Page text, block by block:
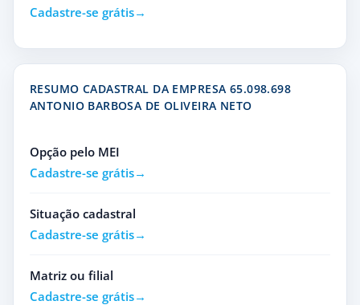
Cadastre-se grátis
RESUMO CADASTRAL DA EMPRESA 65.098.698
ANTONIO BARBOSA DE OLIVEIRA NETO
Opção pelo MEI
Cadastre-se grátis
Situação cadastral
Cadastre-se grátis
Matriz ou filial
Cadastre-se grátis